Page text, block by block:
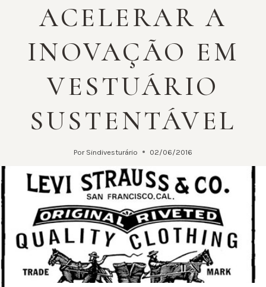
ACELERAR A
INOVAÇÃO EM
VESTUÁRIO
SUSTENTÁVEL
Por Sindivesturário 02/06/2016